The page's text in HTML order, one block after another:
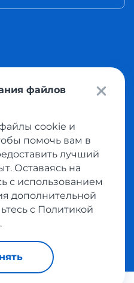
покупок с интернет
Все права защищены
оферта
выкупа товаров
файлов
файлы cookie и
помочь вам в
лучший
Оставаясь на
с использованием
дополнительной
с Политикой